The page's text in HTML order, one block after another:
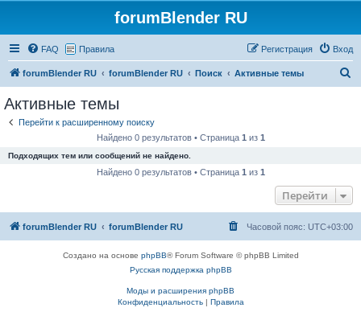
forumBlender RU
FAQ Правила Вход
Регистрация
forumBlender RU forumBlender RU Поиск Активные темы
Активные темы
Перейти к расширенному поиску
Найдено 0 результатов • Страница 1 из 1
Подходящих тем или сообщений не найдено.
Найдено 0 результатов • Страница 1 из 1
Перейти
forumBlender RU forumBlender RU Часовой пояс: UTC+03:00
Создано на основе phpBB® Forum Software © phpBB Limited
Русская поддержка phpBB
Моды и расширения phpBB
Конфиденциальность| Правила